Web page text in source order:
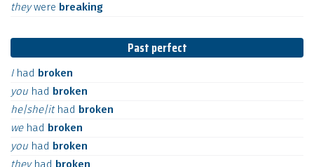
theywere breaking
Past perfect
I had broken
you had broken
he|she|it had broken
we had broken
you had broken
they had broken